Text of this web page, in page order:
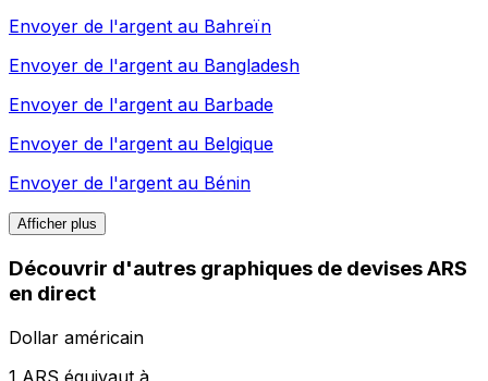
Envoyer de l'argent au Bahreïn
Envoyer de l'argent au Bangladesh
Envoyer de l'argent au Barbade
Envoyer de l'argent au Belgique
Envoyer de l'argent au Bénin
Afficher plus
Découvrir d'autres graphiques de devises ARS
en direct
Dollar américain
1 ARS équivaut à